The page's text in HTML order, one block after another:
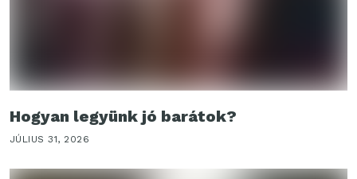
Hogyan legyünk jó barátok?
JÚLIUS 31, 2026